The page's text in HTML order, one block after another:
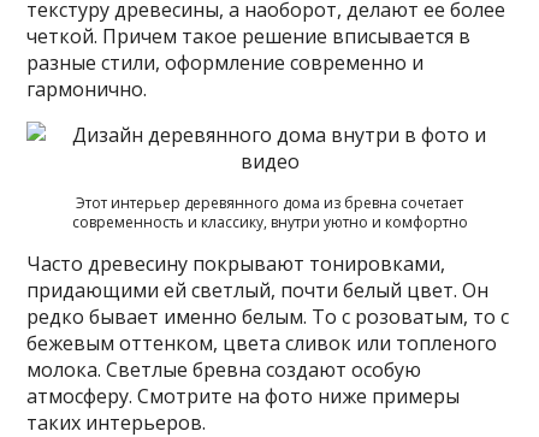
текстуру древесины, а наоборот, делают ее более
четкой. Причем такое решение вписывается в
разные стили, оформление современно и
гармонично.
Этот интерьер деревянного дома из бревна сочетает
современность и классику, внутри уютно и комфортно
Часто древесину покрывают тонировками,
придающими ей светлый, почти белый цвет. Он
редко бывает именно белым. То с розоватым, то с
бежевым оттенком, цвета сливок или топленого
молока. Светлые бревна создают особую
атмосферу. Смотрите на фото ниже примеры
таких интерьеров.